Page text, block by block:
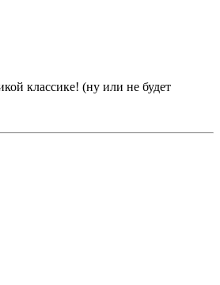
классике! (ну или не будет